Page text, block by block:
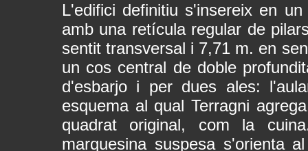
L'edifici definitiu s'insereix en
amb una retícula regular de
sentit transversal i 7,71 m. en
un cos central de doble
d'esbarjo i per dues ales:
esquema al qual Terragni
quadrat original, com la
marquesina suspesa s'orienta